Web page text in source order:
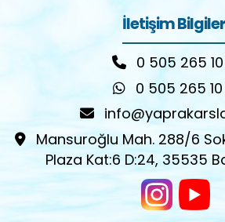
İletişim
0 505 265 10
0 505 265 10
Mansuroğlu Mah. 288/6
Plaza Kat:6 D:24, 35535